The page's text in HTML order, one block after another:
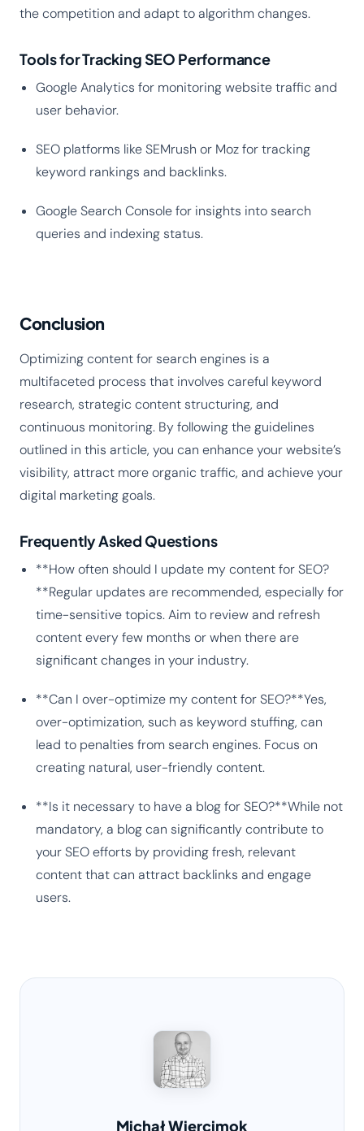
the competition and adapt to algorithm changes.
Tools for Tracking SEO Performance
Google Analytics for monitoring website traffic and
user behavior.
SEO platforms like SEMrush or Moz for tracking
keyword rankings and backlinks.
Google Search Console for insights into search
queries and indexing status.
Conclusion
Optimizing content for search engines is a
multifaceted process that involves careful keyword
research, strategic content structuring, and
continuous monitoring. By following the guidelines
outlined in this article, you can enhance your website’s
visibility, attract more organic traffic, and achieve your
digital marketing goals.
Frequently Asked Questions
**How often should I update my content for SEO?
**Regular updates are recommended, especially for
time-sensitive topics. Aim to review and refresh
content every few months or when there are
significant changes in your industry.
**Can I over-optimize my content for SEO?**Yes,
over-optimization, such as keyword stuffing, can
lead to penalties from search engines. Focus on
creating natural, user-friendly content.
**Is it necessary to have a blog for SEO?**While not
mandatory, a blog can significantly contribute to
your SEO efforts by providing fresh, relevant
content that can attract backlinks and engage
users.
Michał Wiercimok